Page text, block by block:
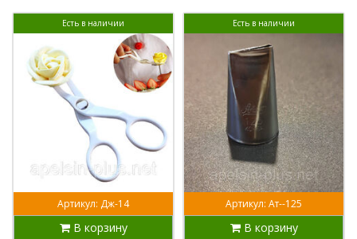
Есть в наличии
Артикул: Дж-14
В корзину
Есть в наличии
Артикул: Ат--125
В корзину